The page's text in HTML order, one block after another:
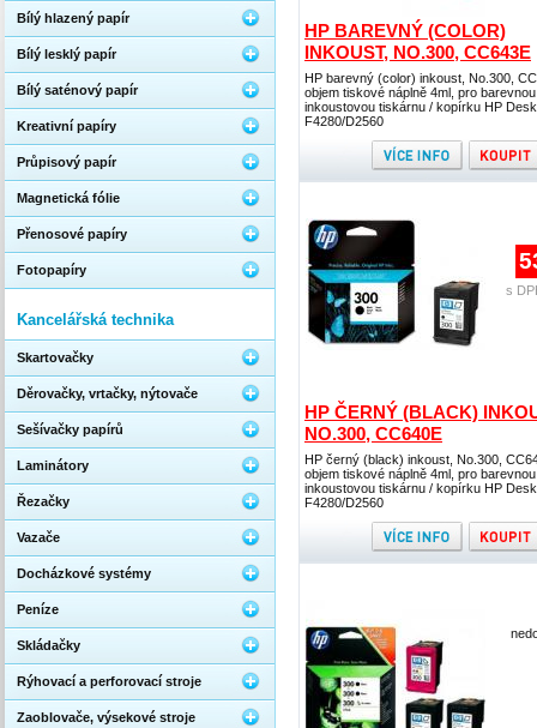
HP BAREVNÝ (COLOR)
INKOUST, NO.300, CC643E
HP barevný (color) inkoust, No.300,
objem tiskové náplně 4ml, pro barevnou
inkoustovou tiskárnu / kopírku HP
F4280/D2560
HP ČERNÝ (BLACK)
NO.300, CC640E
HP černý (black) inkoust, No.300,
objem tiskové náplně 4ml, pro barevnou
inkoustovou tiskárnu / kopírku HP
F4280/D2560
s
Bílý hlazený papír
Bílý lesklý papír
Bílý saténový papír
Kreativní papíry
Průpisový papír
Magnetická fólie
Přenosové papíry
Fotopapíry
Kancelářská technika
Skartovačky
Děrovačky, vrtačky, nýtovače
Sešívačky papírů
Laminátory
Řezačky
Vazače
Docházkové systémy
Peníze
Skládačky
Rýhovací a perforovací stroje
Zaoblovače, výsekové stroje